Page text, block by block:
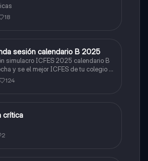
18
Críticasesión calendario B 2025
simulacro ICFES 2025 calendario B
y se el mejor ICFES de tu colegio y
a universidad, y estudiar aquella
tanto sueñas.
124
crítica
2